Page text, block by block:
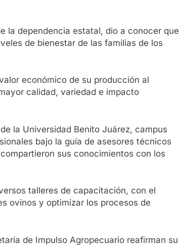
la dependencia estatal, dio a conocer que
de bienestar de las familias de los
económico de su producción al
calidad, variedad e impacto
la Universidad Benito Juárez, campus
bajo la guía de asesores técnicos
sus conocimientos con los
talleres de capacitación, con el
ovinos y optimizar los procesos de
de Impulso Agropecuario reafirman su